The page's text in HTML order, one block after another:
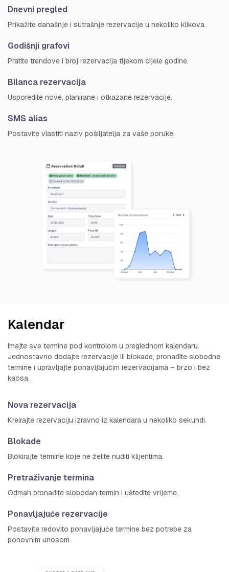
Dnevni pregled
Prikažite današnje i sutrašnje rezervacije u nekoliko klikova.
Godišnji grafovi
Pratite trendove i broj rezervacija tijekom cijele godine.
Bilanca rezervacija
Usporedite nove, planirane i otkazane rezervacije.
SMS alias
Postavite vlastiti naziv pošiljatelja za vaše poruke.
Kalendar
Imajte sve termine pod kontrolom u preglednom kalendaru.
Jednostavno dodajte rezervacije ili blokade, pronađite slobodne
termine i upravljajte ponavljajućim rezervacijama – brzo i bez
kaosa.
Nova rezervacija
Kreirajte rezervaciju izravno iz kalendara u nekoliko sekundi.
Blokade
Blokirajte termine koje ne želite nuditi klijentima.
Pretraživanje termina
Odmah pronađite slobodan termin i uštedite vrijeme.
Ponavljajuće rezervacije
Postavite redovito ponavljajuće termine bez potrebe za
ponovnim unosom.